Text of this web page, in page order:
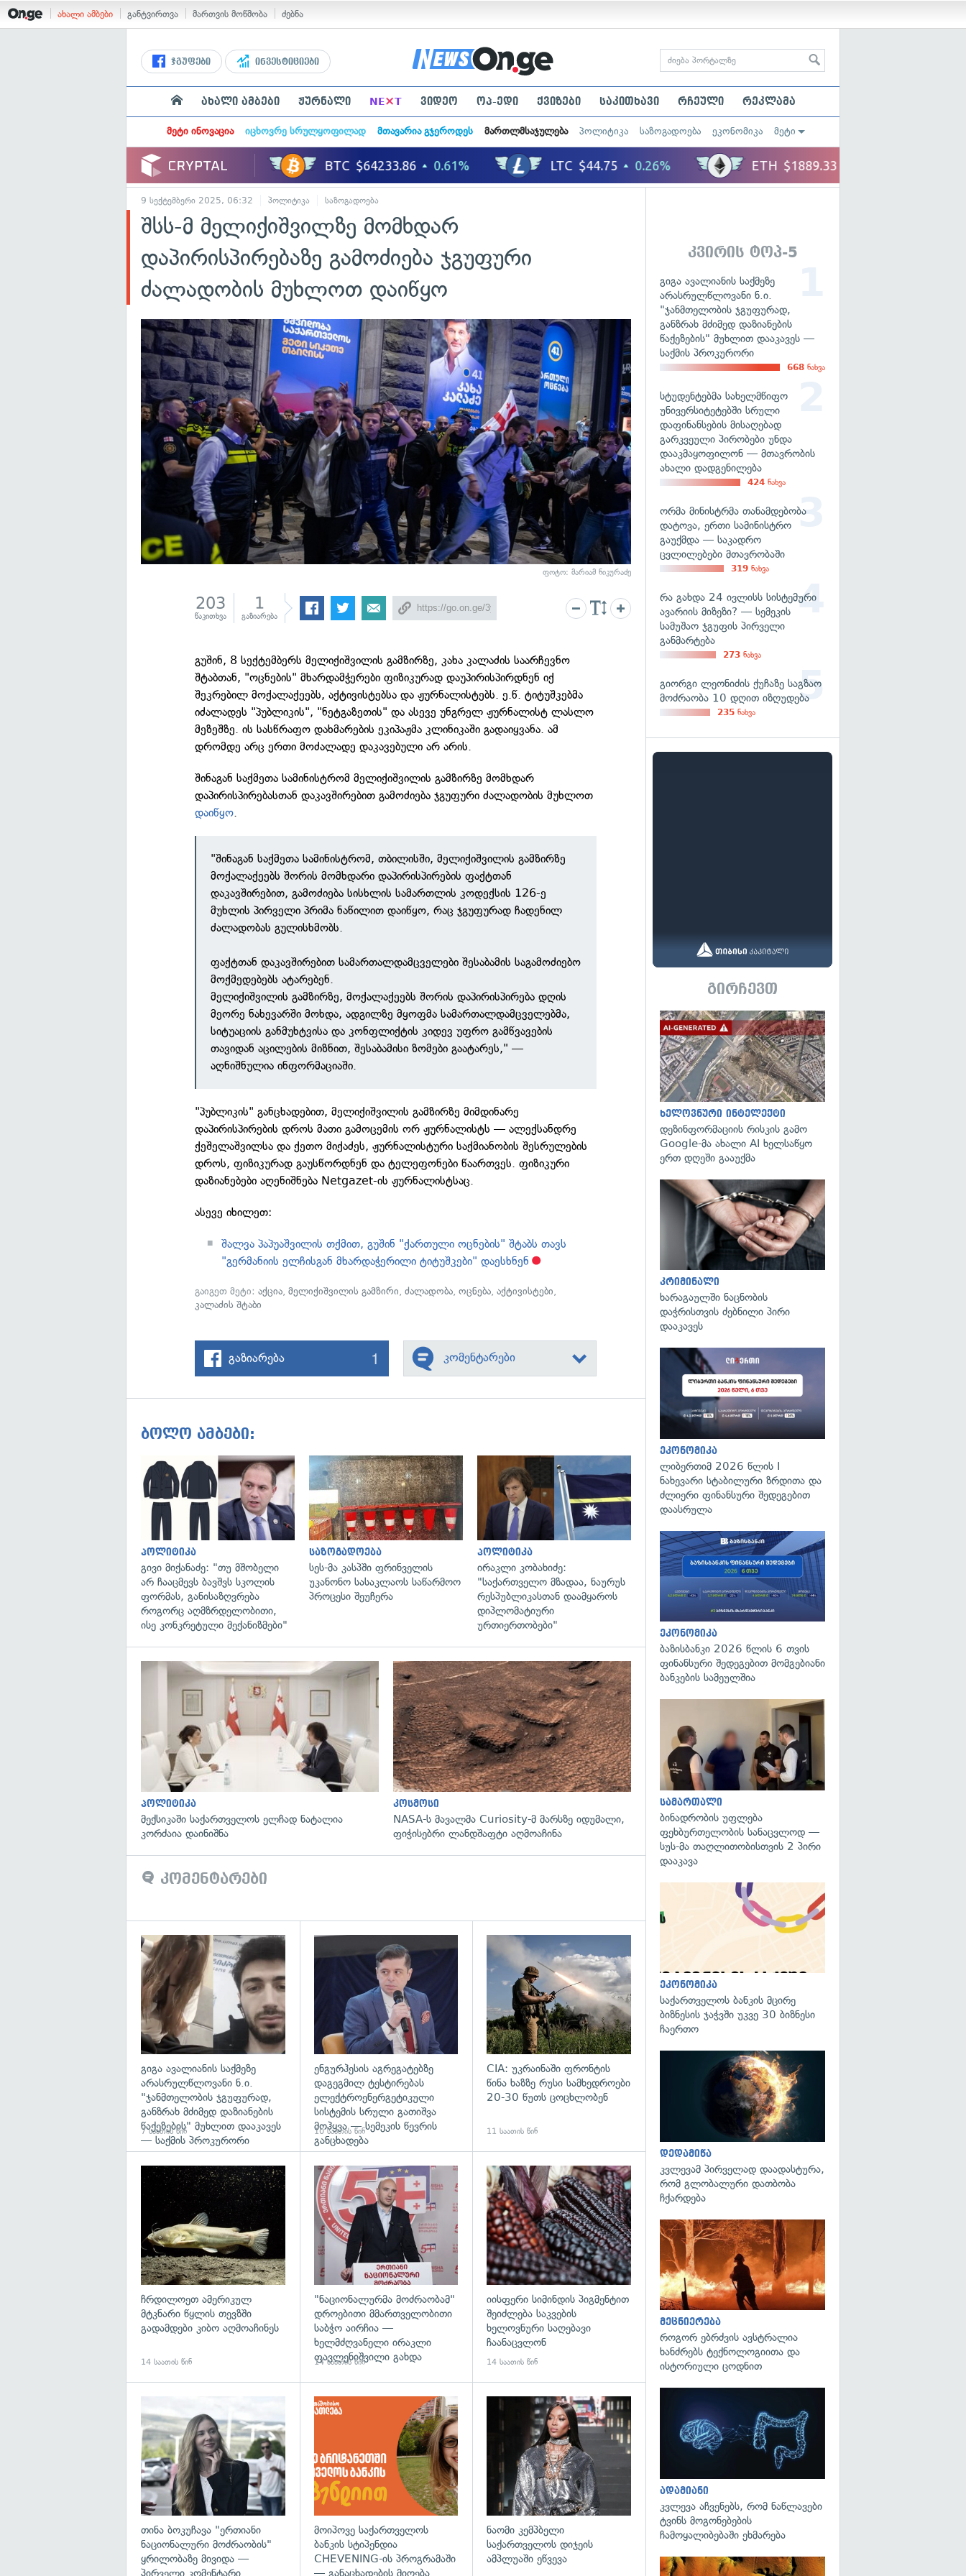
ახალი ამბები განტვირთვა მართვის მოწმობა ძებნა
ჯგუფები ინვესტიციები
ახალი ამბები ჟურნალი NE×T ვიდეო ოპ-ედი ქვიზები საკითხავი რჩეული რეკლამა
მეტი ინოვაცია იცხოვრე სრულყოფილად მთავარია გჯეროდეს მართლმსაჯულება პოლიტიკა საზოგადოება ეკონომიკა მეტი
9 სექტემბერი 2025, 06:32 პოლიტიკა საზოგადოება
შსს-მ მელიქიშვილზე მომხდარ
დაპირისპირებაზე გამოძიება ჯგუფური
ძალადობის მუხლოთ დაიწყო
ფოტო: მარიამ ნიკურაძე
203
წაკითხვა
1
გაზიარება
გუშინ, 8 სექტემბერს მელიქიშვილის გამზირზე, კახა კალაძის საარჩევნო
შტაბთან, "ოცნების" მხარდამჭერები ფიზიკურად დაუპირისპირდნენ იქ
შეკრებილ მოქალაქეებს, აქტივისტებსა და ჟურნალისტებს. ე.წ. ტიტუშკებმა
იძალადეს "პუბლიკის", "ნეტგაზეთის" და ასევე უნგრელ ჟურნალისტ ლასლო
მეზეშზე. ის სასწრაფო დახმარების ეკიპაჟმა კლინიკაში გადაიყვანა. ამ
დრომდე არც ერთი მოძალადე დაკავებული არ არის.
შინაგან საქმეთა სამინისტრომ მელიქიშვილის გამზირზე მომხდარ
დაპირისპირებასთან დაკავშირებით გამოძიება ჯგუფური ძალადობის მუხლოთ
დაიწყო.
"შინაგან საქმეთა სამინისტრომ, თბილისში, მელიქიშვილის გამზირზე
მოქალაქეებს შორის მომხდარი დაპირისპირების ფაქტთან
დაკავშირებით, გამოძიება სისხლის სამართლის კოდექსის 126-ე
მუხლის პირველი პრიმა ნაწილით დაიწყო, რაც ჯგუფურად ჩადენილ
ძალადობას გულისხმობს.
ფაქტთან დაკავშირებით სამართალდამცველები შესაბამის საგამოძიებო
მოქმედებებს ატარებენ.
მელიქიშვილის გამზირზე, მოქალაქეებს შორის დაპირისპირება დღის
მეორე ნახევარში მოხდა, ადგილზე მყოფმა სამართალდამცველებმა,
სიტუაციის განმუხტვისა და კონფლიქტის კიდევ უფრო გამწვავების
თავიდან აცილების მიზნით, შესაბამისი ზომები გაატარეს," —
აღნიშნულია ინფორმაციაში.
"პუბლიკის" განცხადებით, მელიქიშვილის გამზირზე მიმდინარე
დაპირისპირების დროს მათი გამოცემის ორ ჟურნალისტს — ალექსანდრე
ქეშელაშვილსა და ქეთო მიქაძეს, ჟურნალისტური საქმიანობის შესრულების
დროს, ფიზიკურად გაუსწორდნენ და ტელეფონები წაართვეს. ფიზიკური
დაზიანებები აღენიშნება Netgazet-ის ჟურნალისტსაც.
ასევე იხილეთ:
შალვა პაპუაშვილის თქმით, გუშინ "ქართული ოცნების" შტაბს თავს
"გერმანიის ელჩისგან მხარდაჭერილი ტიტუშკები" დაესხნენ
გაიგეთ მეტი:აქცია,მელიქიშვილის გამზირი,ძალადობა,ოცნება,აქტივისტები,
კალაძის შტაბი
გაზიარება 1 კომენტარები
ბოლო ამბები:
გადახედვა
პოლიტიკა
გივი მიქანაძე: "თუ მშობელი
არ ჩააცმევს ბავშვს სკოლის
ფორმას, განისაზღვრება
როგორც აღმზრდელობითი,
ისე კონკრეტული მექანიზმები"
გადახედვა
საზოგადოება
სეს-მა კასპში ფრინველის
უკანონო სასაკლაოს საწარმოო
პროცესი შეუჩერა
გადახედვა
პოლიტიკა
ირაკლი კობახიძე:
"საქართველო მზადაა, ნაურუს
რესპუბლიკასთან დაამყაროს
დიპლომატიური
ურთიერთობები"
გადახედვა
პოლიტიკა
მექსიკაში საქართველოს ელჩად ნატალია
კორძაია დაინიშნა
გადახედვა
კოსმოსი
NASA-ს მავალმა Curiosity-მ მარსზე იდუმალი,
ფიჭისებრი ლანდშაფტი აღმოაჩინა
კომენტარები
გიგა ავალიანის საქმეზე
არასრულწლოვანი ნ.ი.
"ჯანმთელობის ჯგუფურად,
განზრახ მძიმედ დაზიანების
წაქეზების" მუხლით დააკავეს
— საქმის პროკურორი
7 საათის წინ
გადახედვა
ენგურჰესის აგრეგატებზე
დაგეგმილ ტესტირებას
ელექტროენერგეტიკული
სისტემის სრული გათიშვა
მოჰყვა — სემეკის წევრის
განცხადება
10 საათის წინ
CIA: უკრაინაში ფრონტის
წინა ხაზზე რუსი სამხედროები
20-30 წუთს ცოცხლობენ
11 საათის წინ
გადახედვა
ჩრდილოეთ ამერიკულ
მტკნარი წყლის თევზში
გადამდები კიბო აღმოაჩინეს
14 საათის წინ
გადახედვა
"ნაციონალურმა მოძრაობამ"
დროებითი მმართველობითი
საბჭო აირჩია —
ხელმძღვანელი ირაკლი
ფავლენიშვილი გახდა
14 საათის წინ
გადახედვა
იისფერი სიმინდის პიგმენტით
შეიძლება საკვების
ხელოვნური საღებავი
ჩაანაცვლონ
14 საათის წინ
გადახედვა
თინა ბოკუჩავა "ერთიანი
ნაციონალური მოძრაობის"
ყრილობაზე მივიდა —
პირველი კომენტარი
მოიპოვე საქართველოს
ბანკის სტიპენდია
CHEVENING-ის პროგრამაში
— განაცხადების მიღება
ნაომი კემპბელი
საქართველოს დიჯეის
ამპლუაში ეწვევა
კვირის ტოპ-5
გიგა ავალიანის საქმეზე
არასრულწლოვანი ნ.ი.
"ჯანმთელობის ჯგუფურად,
განზრახ მძიმედ დაზიანების
წაქეზების" მუხლით დააკავეს —
საქმის პროკურორი
668 ნახვა
სტუდენტებმა სახელმწიფო
უნივერსიტეტებში სრული
დაფინანსების მისაღებად
გარკვეული პირობები უნდა
დააკმაყოფილონ — მთავრობის
ახალი დადგენილება
424 ნახვა
ორმა მინისტრმა თანამდებობა
დატოვა, ერთი სამინისტრო
გაუქმდა — საკადრო
ცვლილებები მთავრობაში
319 ნახვა
რა გახდა 24 ივლისს სისტემური
ავარიის მიზეზი? — სემეკის
სამუშაო ჯგუფის პირველი
განმარტება
273 ნახვა
გიორგი ლეონიძის ქუჩაზე საგზაო
მოძრაობა 10 დღით იზღუდება
235 ნახვა
გირჩევთ
ხელოვნური ინტელექტი
დეზინფორმაციის რისკის გამო
Google-მა ახალი AI ხელსაწყო
ერთ დღეში გააუქმა
კრიმინალი
ხარაგაულში ნაცნობის
დაჭრისთვის ძებნილი პირი
დააკავეს
ეკონომიკა
ლიბერთიმ 2026 წლის I
ნახევარი სტაბილური ზრდითა და
ძლიერი ფინანსური შედეგებით
დაასრულა
ეკონომიკა
ბაზისბანკი 2026 წლის 6 თვის
ფინანსური შედეგებით მომგებიანი
ბანკების სამეულშია
სამართალი
ბინადრობის უფლება
ფეხბურთელობის სანაცვლოდ —
სუს-მა თაღლითობისთვის 2 პირი
დააკავა
ეკონომიკა
საქართველოს ბანკის მცირე
ბიზნესის ჯაჭვში უკვე 30 ბიზნესი
ჩაერთო
დედამიწა
კვლევამ პირველად დაადასტურა,
რომ გლობალური დათბობა
ჩქარდება
მეცნიერება
როგორ ებრძვის ავსტრალია
ხანძრებს ტექნოლოგიითა და
ისტორიული ცოდნით
ადამიანი
კვლევა აჩვენებს, რომ ნაწლავები
ტვინს მოგონებების
ჩამოყალიბებაში ეხმარება